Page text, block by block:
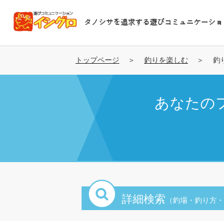
コ
テ
タノシサを追求する遊びコミュニケーショ
トップページ 釣りを楽しむ 釣
あなたの
詳細検索 （釣場・釣り方